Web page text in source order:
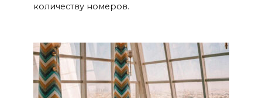
количеству номеров.